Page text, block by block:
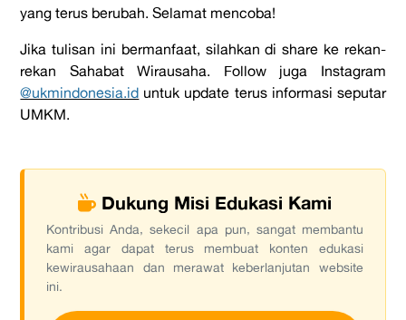
yang terus berubah. Selamat mencoba!
Jika tulisan ini bermanfaat, silahkan di share ke rekan-
rekan Sahabat Wirausaha. Follow juga Instagram
@ukmindonesia.id untuk update terus informasi seputar
UMKM.
Dukung Misi Edukasi Kami
Kontribusi Anda, sekecil apa pun, sangat membantu
kami agar dapat terus membuat konten edukasi
kewirausahaan dan merawat keberlanjutan website
ini.